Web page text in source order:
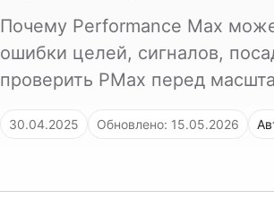
Почему Performance Max
ошибки целей, сигналов,
проверить PMax перед
30.04.2025 Обновлено: 15.05.2026